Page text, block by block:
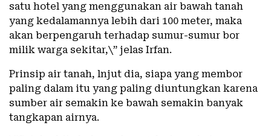
satu hotel yang menggunakan air bawah tanah
yang kedalamannya lebih dari 100 meter, maka
akan berpengaruh terhadap sumur-sumur bor
milik warga sekitar,\” jelas Irfan.
Prinsip air tanah, lnjut dia, siapa yang membor
paling dalam itu yang paling diuntungkan karena
sumber air semakin ke bawah semakin banyak
tangkapan airnya.